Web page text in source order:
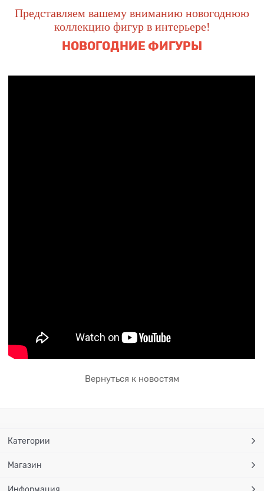
Представляем вашему вниманию новогоднюю
коллекцию фигур в интерьере!
НОВОГОДНИЕ ФИГУРЫ
Вернуться к новостям
Категории
Магазин